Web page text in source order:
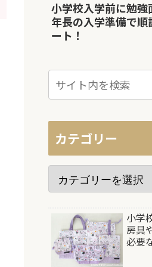
小学校入学前に勉強
年長の入学準備で
ート！
カテゴリー
小学
房具
必要